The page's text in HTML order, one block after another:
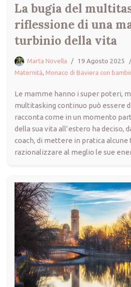
La bugia del
riflessione di una
turbinio della vita
Marta Novella
19 Agosto 2025
Maternità, Monaco di Baviera con
Le mamme hanno i super poteri,
multitasking continuo può essere
racconta come in un momento
della sua vita all’estero ha deciso,
coach, di mettere in pratica alcune
razionalizzare al meglio le sue